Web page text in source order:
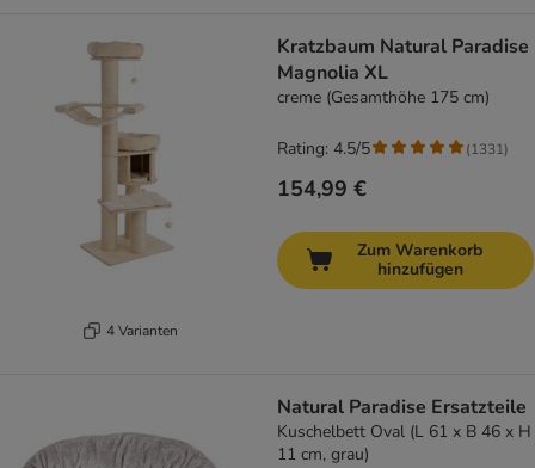
4 Varianten
Kratzbaum Natural Paradise
Magnolia XL
creme (Gesamthöhe 175 cm)
154,99 €
Rating: 4.5/5 (1331)
Zum Warenkorb
hinzufügen
Natural Paradise Ersatzteile
Kuschelbett Oval (L 61 x B 46 x H
11 cm, grau)